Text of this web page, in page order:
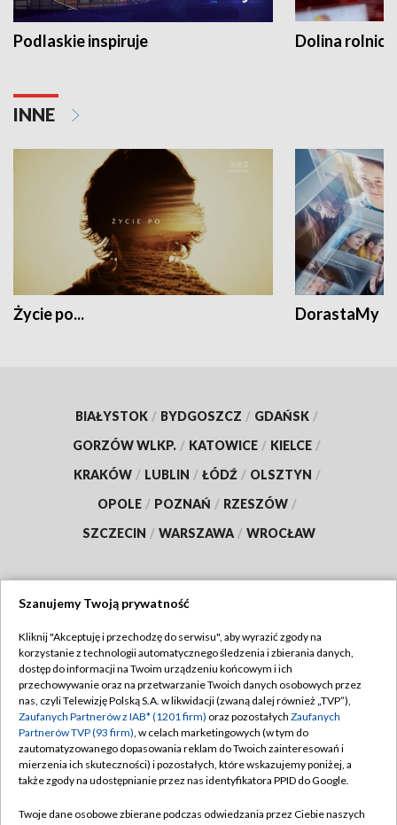
Podlaskie inspiruje Dolina
INNE
Życie po... DorastaMy
BIAŁYSTOK / BYDGOSZCZ / GDAŃSK /
GORZÓW WLKP. / KATOWICE / KIELCE /
KRAKÓW / LUBLIN / ŁÓDŹ / OLSZTYN /
OPOLE / POZNAŃ / RZESZÓW /
SZCZECIN / WARSZAWA / WROCŁAW
TVP
Abonament TVP
Emisja w TVP
Centrum informacji TVP
Naziemna Telewizja Cyfrowa
Regulamin TVP
Polityka prywatności
Moje zgody
Pomoc
Szanujemy Twoją prywatność
Kliknij "Akceptuję i przechodzę do serwisu", aby wyrazić zgody na
korzystanie z technologii automatycznego śledzenia i zbierania danych,
dostęp do informacji na Twoim urządzeniu końcowym i ich
przechowywanie oraz na przetwarzanie Twoich danych osobowych przez
nas, czyli Telewizję Polską S.A. w likwidacji (zwaną dalej również „TVP”),
Zaufanych Partnerów z IAB* (1201 firm) oraz pozostałych Zaufanych
Partnerów TVP (93 firm), w celach marketingowych (w tym do
zautomatyzowanego dopasowania reklam do Twoich zainteresowań i
mierzenia ich skuteczności) i pozostałych, które wskazujemy poniżej, a
także zgody na udostępnianie przez nas identyfikatora PPID do Google.
Twoje dane osobowe zbierane podczas odwiedzania przez Ciebie naszych